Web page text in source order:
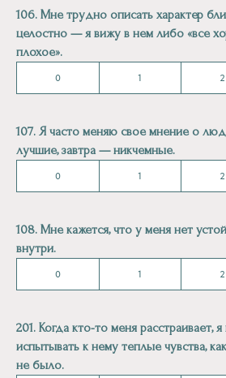
106. Мне трудно описать характер
целостно — я вижу в нем либо «все
плохое».
0 1 2
107. Я часто меняю свое мнение о
лучшие, завтра — никчемные.
0 1 2
108. Мне кажется, что у меня нет
внутри.
0 1 2
201. Когда кто-то меня расстраивает,
испытывать к нему теплые чувства,
не было.